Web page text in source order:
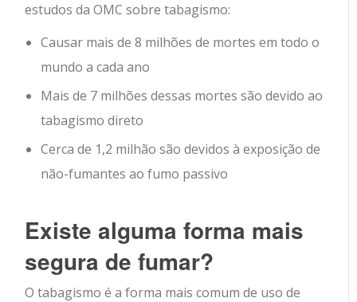
estudos da OMC sobre tabagismo:
Causar mais de 8 milhões de mortes em todo o
mundo a cada ano
Mais de 7 milhões dessas mortes são devido ao
tabagismo direto
Cerca de 1,2 milhão são devidos à exposição de
não-fumantes ao fumo passivo
Existe alguma forma mais
segura de fumar?
O tabagismo é a forma mais comum de uso de